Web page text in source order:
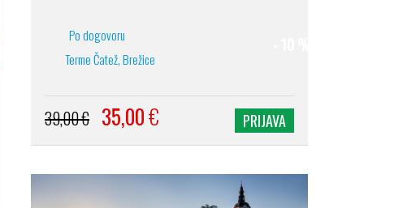
Po dogovoru
Terme Čatež, Brežice
39,00 € 35,00€ PRIJAVA